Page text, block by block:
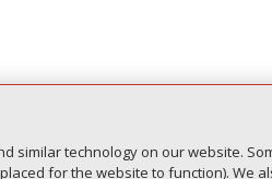
similar technology on our website.
for the website to function). We